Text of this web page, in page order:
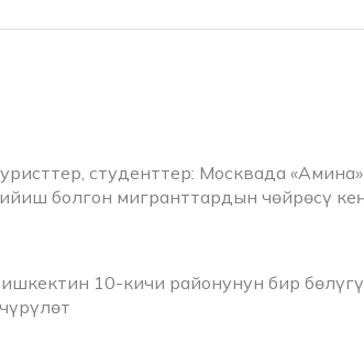
студенттер: Москвада
болгон мигранттардын чөйрөсү
10-кичи районунун бир